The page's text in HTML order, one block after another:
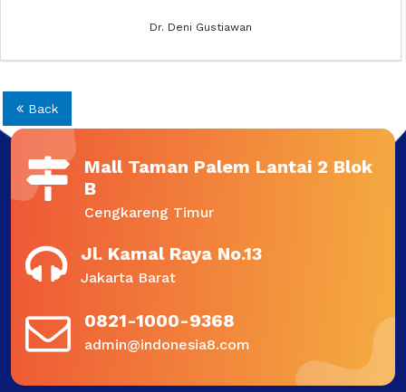
Dr. Deni Gustiawan
Back
Mall Taman Palem Lantai 2 Blok
B
Cengkareng Timur
Jl. Kamal Raya No.13
Jakarta Barat
0821-1000-9368
admin@indonesia8.com